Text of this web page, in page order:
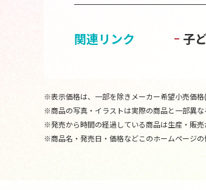
関連リンク 子
※表示価格は、一部を除きメーカー希望小売価
※商品の写真・イラストは実際の商品と一部異な
※発売から時間の経過している商品は生産・販売
※商品名・発売日・価格などこのホームページの